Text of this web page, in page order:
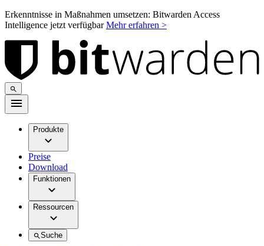
Erkenntnisse in Maßnahmen umsetzen: Bitwarden Access
Intelligence jetzt verfügbarMehr erfahren >
Produkte
Preise
Download
Funktionen
Ressourcen
Suche